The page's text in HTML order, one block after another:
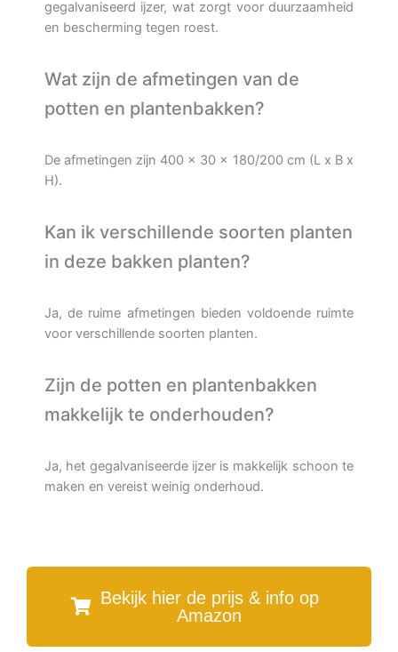
gegalvaniseerd ijzer, wat zorgt voor duurzaamheid
en bescherming tegen roest.
Wat zijn de afmetingen van de
potten en plantenbakken?
De afmetingen zijn 400 x 30 x 180/200 cm (L x B x
H).
Kan ik verschillende soorten planten
in deze bakken planten?
Ja, de ruime afmetingen bieden voldoende ruimte
voor verschillende soorten planten.
Zijn de potten en plantenbakken
makkelijk te onderhouden?
Ja, het gegalvaniseerde ijzer is makkelijk schoon te
maken en vereist weinig onderhoud.
Bekijk hier de prijs & info op
Amazon